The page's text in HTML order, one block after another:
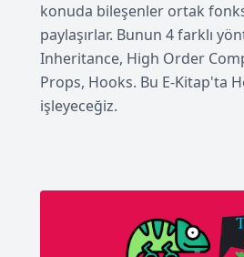
konuda bileşenler ortak
paylaşırlar. Bunun 4 farklı
Inheritance, High Order
Props, Hooks. Bu E-Kitap'ta
işleyeceğiz.